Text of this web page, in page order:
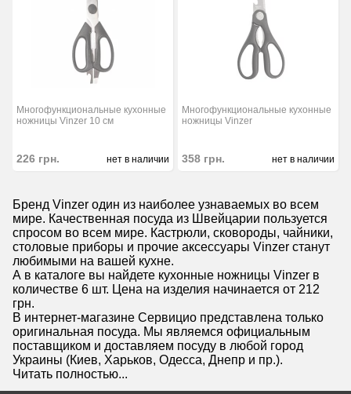
Многофункциональные кухонные
ножницы Vinzer 10 см
226 грн. нет в наличии
Многофункциональные кухонные
ножницы Vinzer
358 грн. нет в наличии
Бренд Vinzer один из наиболее узнаваемых во всем
мире. Качественная посуда из Швейцарии пользуется
спросом во всем мире. Кастрюли, сковороды, чайники,
столовые приборы и прочие аксессуары Vinzer станут
любимыми на вашей кухне.
А в каталоге вы найдете кухонные ножницы Vinzer в
количестве 6 шт. Цена на изделия начинается от 212
грн.
В интернет-магазине Сервицио представлена только
оригинальная посуда. Мы являемся официальным
поставщиком и доставляем посуду в любой город
Украины (Киев, Харьков, Одесса, Днепр и пр.).
Читать полностью...